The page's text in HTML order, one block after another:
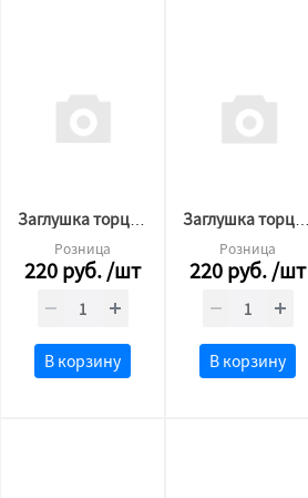
Розница
220руб./шт
В корзину
Розница
220руб./шт
В корзину